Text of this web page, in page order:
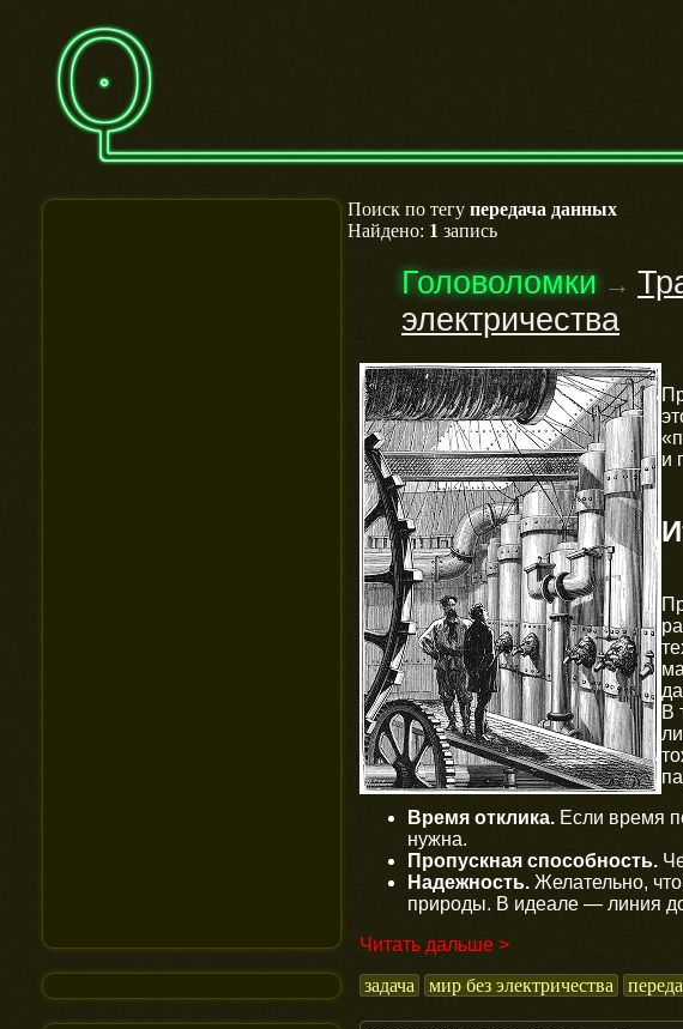
Поиск по тегу передача данных
Найдено: 1 запись
Головоломки→
электричества
и
В
Время отклика. Если время
нужна.
Пропускная способность.
Надежность. Желательно,
природы. В идеале — линия
Читать дальше >
задача
мир без электричества